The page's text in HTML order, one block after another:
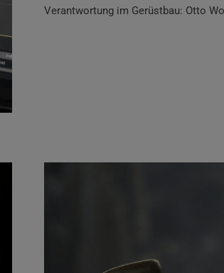
Verantwortung im Gerüstbau: Otto